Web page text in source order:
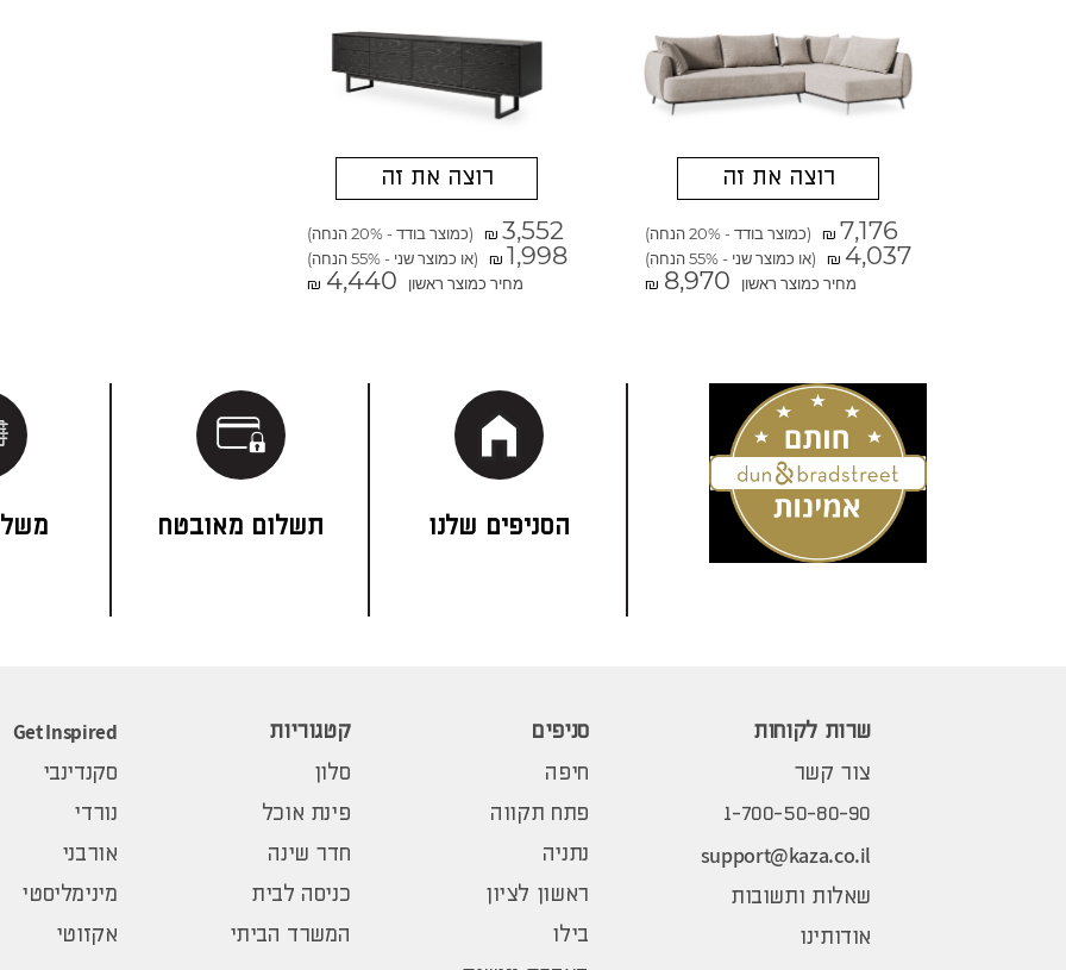
רוצה את זה
₪ 7,176 (כמוצר בודד - 20% הנחה)
₪ 4,037
(או כמוצר שני - 55% הנחה)
מחיר כמוצר ראשון
₪ 8,970
רוצה את זה
₪ 3,552 (כמוצר בודד - 20% הנחה)
₪ 1,998
(או כמוצר שני - 55% הנחה)
מחיר כמוצר ראשון
₪ 4,440
הסניפים שלנו תשלום מאובטח
שרות לקוחות
צור קשר
1-700-50-80-90
support@kaza.co.il
שאלות ותשובות
אודותינו
סניפים
חיפה
פתח תקווה
נתניה
ראשון לציון
בילו
קטגוריות
סלון
פינת אוכל
חדר שינה
כניסה לבית
המשרד הביתי
Get Inspired
סקנדינבי
נורדי
אורבני
מינימליסטי
אקזוטי